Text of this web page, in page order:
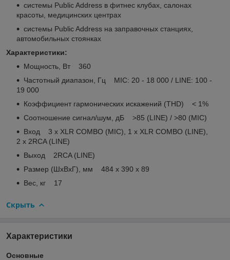
системы Public Address в фитнес клубах, салонах
красоты, медицинских центрах
системы Public Address на заправочных станциях,
автомобильных стоянках
Характеристики:
Мощность, Вт 360
Частотный диапазон, Гц MIC: 20 - 18 000 / LINE: 100 -
19 000
Коэффициент гармонических искажений (THD) < 1%
Соотношение сигнал/шум, дБ >85 (LINE) / >80 (MIC)
Вход 3 x XLR COMBO (MIC), 1 x XLR COMBO (LINE),
2 x 2RCA (LINE)
Выход 2RCA (LINE)
Размер (ШхВхГ), мм 484 x 390 x 89
Вес, кг 17
Скрыть
Характеристики
Основные